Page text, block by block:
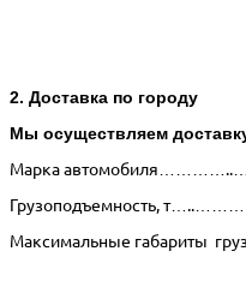
2. Доставка по городу
Мы осуществляем
Марка
Грузоподъемность,
Максимальные габариты